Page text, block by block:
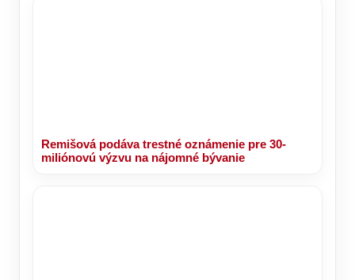
Remišová podáva trestné oznámenie pre 30-
miliónovú výzvu na nájomné bývanie